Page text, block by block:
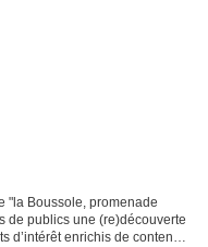
"la Boussole, promenade
de publics une (re)découverte
enrichis de contenus